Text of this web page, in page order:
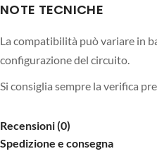
NOTE TECNICHE
La compatibilità può variare in
configurazione del circuito.
Si consiglia sempre la verifica
Recensioni (0)
Spedizione e consegna